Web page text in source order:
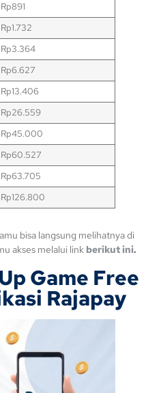
Rp891
Rp1.732
Rp3.364
Rp6.627
Rp13.406
Rp26.559
Rp45.000
Rp60.527
Rp63.705
Rp126.800
bisa langsung melihatnya di
akses melalui link berikut ini.
Game Free
Rajapay